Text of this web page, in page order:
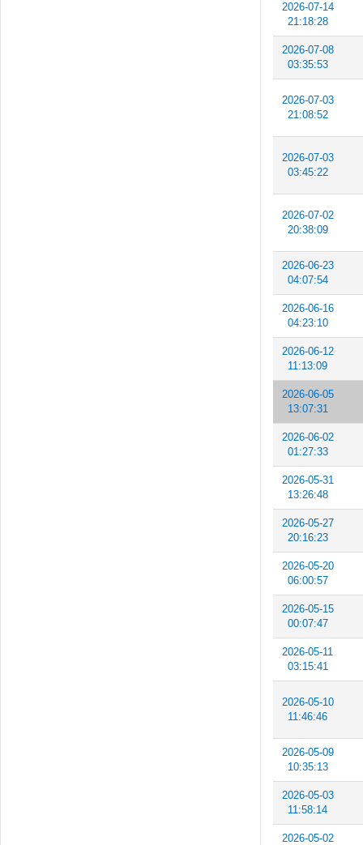
2026-07-14
21:18:28
2026-07-08
03:35:53
2026-07-03
21:08:52
2026-07-03
03:45:22
2026-07-02
20:38:09
2026-06-23
04:07:54
2026-06-16
04:23:10
2026-06-12
11:13:09
2026-06-05
13:07:31
2026-06-02
01:27:33
2026-05-31
13:26:48
2026-05-27
20:16:23
2026-05-20
06:00:57
2026-05-15
00:07:47
2026-05-11
03:15:41
2026-05-10
11:46:46
2026-05-09
10:35:13
2026-05-03
11:58:14
2026-05-02